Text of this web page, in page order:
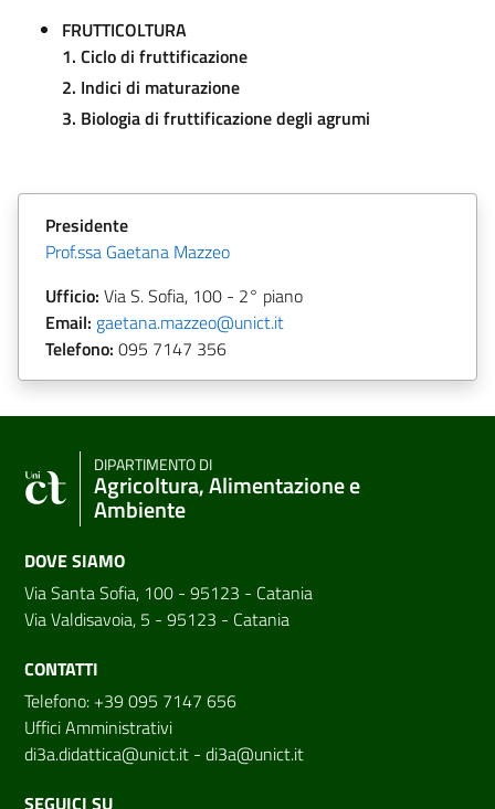
FRUTTICOLTURA
1. Ciclo di fruttificazione
2. Indici di maturazione
3. Biologia di fruttificazione degli agrumi
Presidente
Prof.ssa Gaetana Mazzeo
Ufficio: Via S. Sofia, 100 - 2° piano
Email: gaetana.mazzeo@unict.it
Telefono: 095 7147 356
DIPARTIMENTO DI
Agricoltura, Alimentazione e
Ambiente
DOVE SIAMO
Via Santa Sofia, 100 - 95123 - Catania
Via Valdisavoia, 5 - 95123 - Catania
CONTATTI
Telefono: +39 095 7147 656
Uffici Amministrativi
di3a.didattica@unict.it - di3a@unict.it
SEGUICI SU